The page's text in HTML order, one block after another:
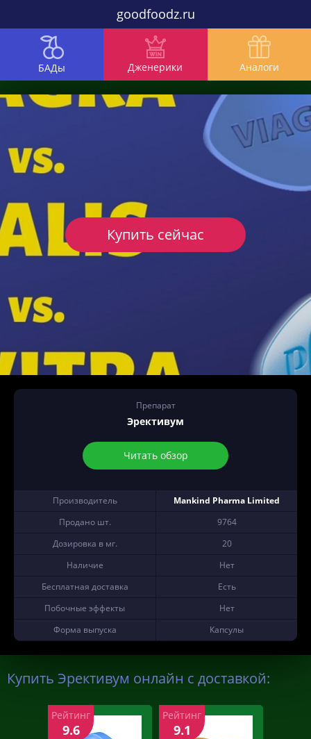
goodfoodz.ru
БАДы Дженерики Аналоги
Препарат
Эрективум
Читать обзор
Производитель
Mankind Pharma Limited
Продано шт.
9764
Дозировка в мг.
20
Наличие
Нет
Бесплатная доставка
Есть
Побочные эффекты
Нет
Форма выпуска
Капсулы
Купить сейчас
Купить Эрективум онлайн с доставкой:
Рейтинг
9.6
Рейтинг
9.1